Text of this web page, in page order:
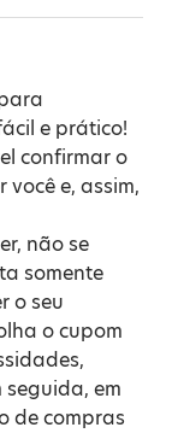
e prático!
confirmar o
e, assim,
não se
somente
o seu
o cupom
seguida, em
de compras